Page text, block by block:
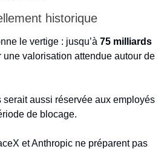
historique
le vertige : jusqu’à 75 milliards
serait aussi réservée aux employés
de blocage.
et Anthropic ne préparent pas